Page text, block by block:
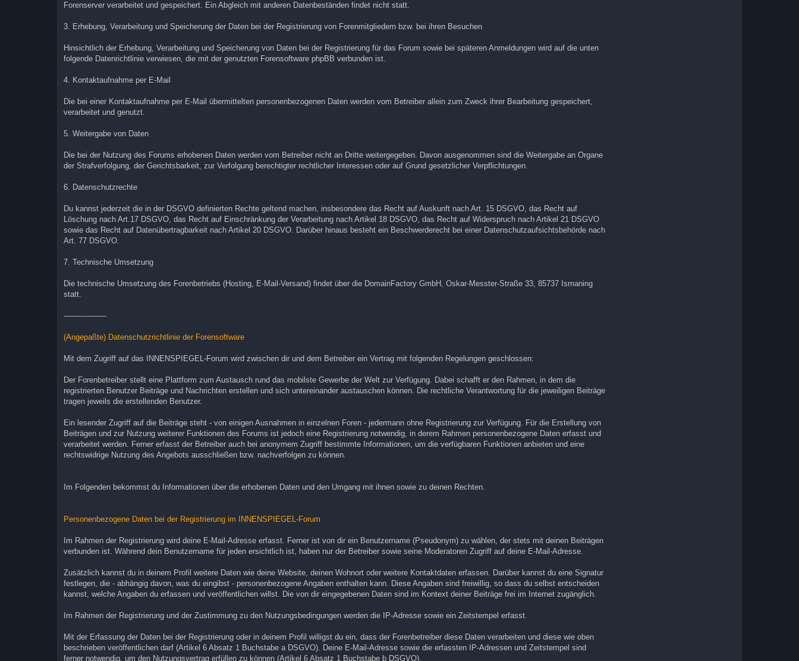
Forenserver verarbeitet und gespeichert. Ein Abgleich mit anderen Datenbeständen findet nicht statt.
3. Erhebung, Verarbeitung und Speicherung der Daten bei der Registrierung von Forenmitgliedern bzw. bei ihren Besuchen
Hinsichtlich der Erhebung, Verarbeitung und Speicherung von Daten bei der Registrierung für das Forum sowie bei späteren Anmeldungen wird auf die unten
folgende Datenrichtlinie verwiesen, die mit der genutzten Forensoftware phpBB verbunden ist.
4. Kontaktaufnahme per E-Mail
Die bei einer Kontaktaufnahme per E-Mail übermittelten personenbezogenen Daten werden vom Betreiber allein zum Zweck ihrer Bearbeitung gespeichert,
verarbeitet und genutzt.
5. Weitergabe von Daten
Die bei der Nutzung des Forums erhobenen Daten werden vom Betreiber nicht an Dritte weitergegeben. Davon ausgenommen sind die Weitergabe an Organe
der Strafverfolgung, der Gerichtsbarkeit, zur Verfolgung berechtigter rechtlicher Interessen oder auf Grund gesetzlicher Verpflichtungen.
6. Datenschutzrechte
Du kannst jederzeit die in der DSGVO definierten Rechte geltend machen, insbesondere das Recht auf Auskunft nach Art. 15 DSGVO, das Recht auf
Löschung nach Art.17 DSGVO, das Recht auf Einschränkung der Verarbeitung nach Artikel 18 DSGVO, das Recht auf Widerspruch nach Artikel 21 DSGVO
sowie das Recht auf Datenübertragbarkeit nach Artikel 20 DSGVO. Darüber hinaus besteht ein Beschwerderecht bei einer Datenschutzaufsichtsbehörde nach
Art. 77 DSGVO.
7. Technische Umsetzung
Die technische Umsetzung des Forenbetriebs (Hosting, E-Mail-Versand) findet über die DomainFactory GmbH, Oskar-Messter-Straße 33, 85737 Ismaning
statt.
------------------
(Angepaßte) Datenschutzrichtlinie der Forensoftware
Mit dem Zugriff auf das INNENSPIEGEL-Forum wird zwischen dir und dem Betreiber ein Vertrag mit folgenden Regelungen geschlossen:
Der Forenbetreiber stellt eine Plattform zum Austausch rund das mobilste Gewerbe der Welt zur Verfügung. Dabei schafft er den Rahmen, in dem die
registrierten Benutzer Beiträge und Nachrichten erstellen und sich untereinander austauschen können. Die rechtliche Verantwortung für die jeweiligen Beiträge
tragen jeweils die erstellenden Benutzer.
Ein lesender Zugriff auf die Beiträge steht - von einigen Ausnahmen in einzelnen Foren - jedermann ohne Registrierung zur Verfügung. Für die Erstellung von
Beiträgen und zur Nutzung weiterer Funktionen des Forums ist jedoch eine Registrierung notwendig, in derem Rahmen personenbezogene Daten erfasst und
verarbeitet werden. Ferner erfasst der Betreiber auch bei anonymem Zugriff bestimmte Informationen, um die verfügbaren Funktionen anbieten und eine
rechtswidrige Nutzung des Angebots ausschließen bzw. nachverfolgen zu können.
Im Folgenden bekommst du Informationen über die erhobenen Daten und den Umgang mit ihnen sowie zu deinen Rechten.
Personenbezogene Daten bei der Registrierung im INNENSPIEGEL-Forum
Im Rahmen der Registrierung wird deine E-Mail-Adresse erfasst. Ferner ist von dir ein Benutzername (Pseudonym) zu wählen, der stets mit deinen Beiträgen
verbunden ist. Während dein Benutzername für jeden ersichtlich ist, haben nur der Betreiber sowie seine Moderatoren Zugriff auf deine E-Mail-Adresse.
Zusätzlich kannst du in deinem Profil weitere Daten wie deine Website, deinen Wohnort oder weitere Kontaktdaten erfassen. Darüber kannst du eine Signatur
festlegen, die - abhängig davon, was du eingibst - personenbezogene Angaben enthalten kann. Diese Angaben sind freiwillig, so dass du selbst entscheiden
kannst, welche Angaben du erfassen und veröffentlichen willst. Die von dir eingegebenen Daten sind im Kontext deiner Beiträge frei im Internet zugänglich.
Im Rahmen der Registrierung und der Zustimmung zu den Nutzungsbedingungen werden die IP-Adresse sowie ein Zeitstempel erfasst.
Mit der Erfassung der Daten bei der Registrierung oder in deinem Profil willigst du ein, dass der Forenbetreiber diese Daten verarbeiten und diese wie oben
beschrieben veröffentlichen darf (Artikel 6 Absatz 1 Buchstabe a DSGVO). Deine E-Mail-Adresse sowie die erfassten IP-Adressen und Zeitstempel sind
ferner notwendig, um den Nutzungsvertrag erfüllen zu können (Artikel 6 Absatz 1 Buchstabe b DSGVO).